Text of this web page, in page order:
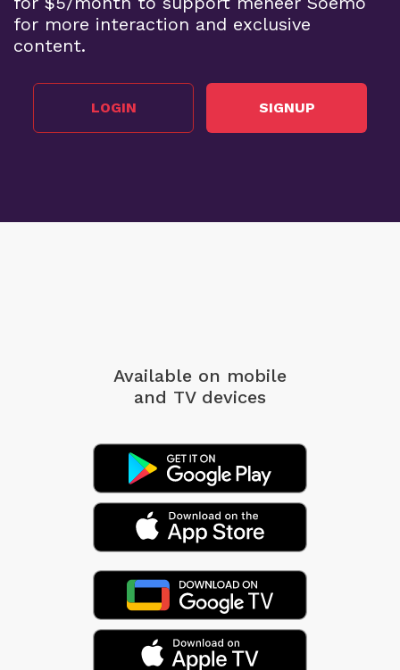
for more interaction and exclusive
content.
LOGIN SIGNUP
Available on mobile
and TV devices